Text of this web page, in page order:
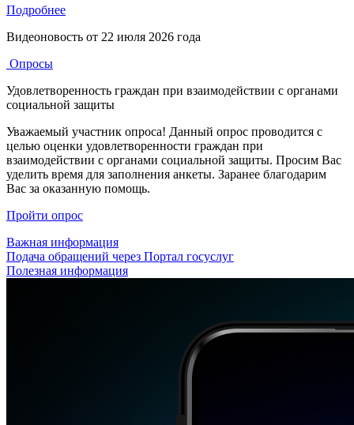
Подробнее
Видеоновость от 22 июля 2026 года
Опросы
Удовлетворенность граждан при взаимодействии с органами
социальной защиты
Уважаемый участник опроса! Данный опрос проводится с
целью оценки удовлетворенности граждан при
взаимодействии с органами социальной защиты. Просим Вас
уделить время для заполнения анкеты. Заранее благодарим
Вас за оказанную помощь.
Пройти опрос
Важная информация
Подача обращений через Портал госуслуг
Полезная информация